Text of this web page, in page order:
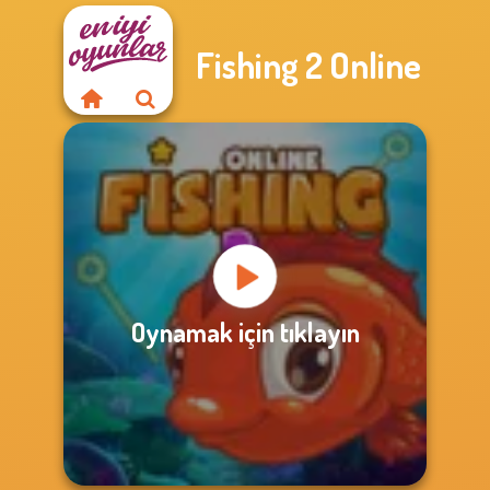
Fishing 2 Online
Oynamak için tıklayın